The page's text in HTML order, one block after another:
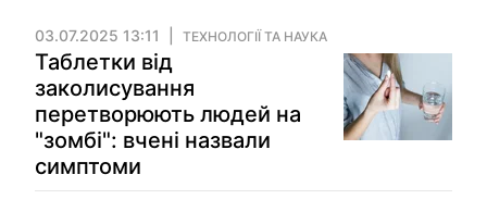
03.07.2025 13:11 ТЕХНОЛОГІЇ ТА НАУКА
Таблетки від
заколисування
перетворюють людей на
"зомбі": вчені назвали
симптоми